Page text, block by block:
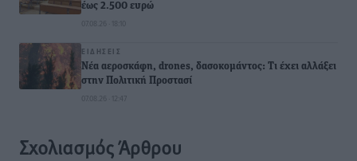
έως 2.500 ευρώ
07.08.26 · 18:10
ΕΙΔΉΣΕΙΣ
Νέα αεροσκάφη, drones, δασοκομάντος: Τι έχει αλλάξει
στην Πολιτική Προστασί
07.08.26 · 12:47
Σχολιασμός Άρθρου